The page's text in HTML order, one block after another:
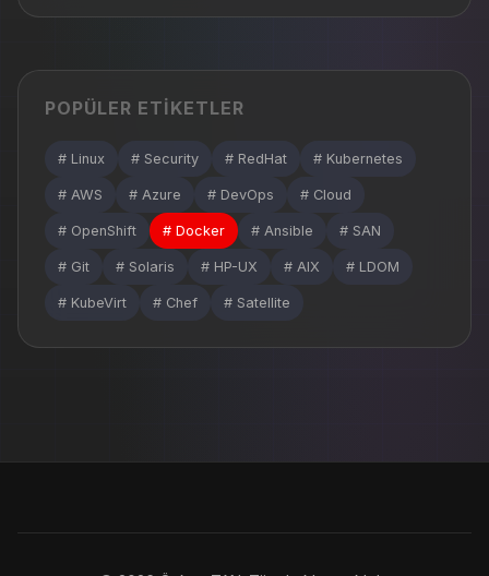
POPÜLER ETIKETLER
# Linux # Security # RedHat # Kubernetes
# AWS # Azure # DevOps # Cloud
# OpenShift # Docker # Ansible # SAN
# Git # Solaris # HP-UX # AIX # LDOM
# KubeVirt # Chef # Satellite